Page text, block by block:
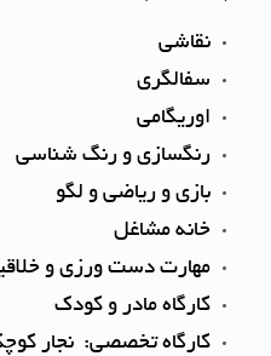
نقاشی
سفالگری
اوریگامی
رنگسازی و رنگ شناسی
بازی و ریاضی و لگو
خانه مشاغل
مهارت دست ورزی و خلاقیت
کارگاه مادر و کودک
کارگاه تخصصی: نجار